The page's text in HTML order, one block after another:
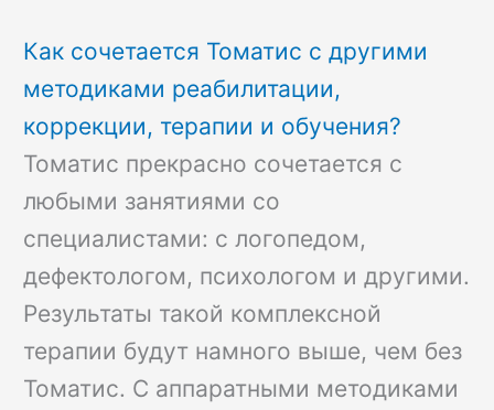
Как сочетается Томатис с другими
методиками реабилитации,
коррекции, терапии и обучения?
Томатис прекрасно сочетается с
любыми занятиями со
специалистами: с логопедом,
дефектологом, психологом и другими.
Результаты такой комплексной
терапии будут намного выше, чем без
Томатис. С аппаратными методиками